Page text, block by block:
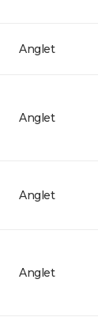
Anglet
Anglet
Anglet
Anglet